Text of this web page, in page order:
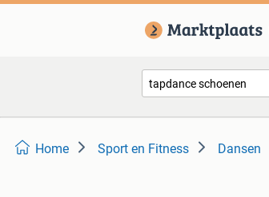
Home Sport en Fitness Dansen